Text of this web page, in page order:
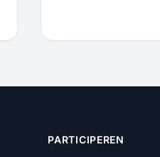
PARTICIPEREN